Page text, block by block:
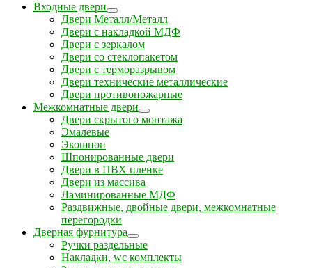
Входные двери
Двери Металл/Металл
Двери с накладкой МДФ
Двери с зеркалом
Двери со стеклопакетом
Двери с терморазрывом
Двери технические металлические
Двери противопожарные
Межкомнатные двери
Двери скрытого монтажа
Эмалевые
Экошпон
Шпонированные двери
Двери в ПВХ пленке
Двери из массива
Ламинированные МДФ
Раздвижные, двойные двери, межкомнатные
перегородки
Дверная фурнитура
Ручки раздельные
Накладки, wc комплекты